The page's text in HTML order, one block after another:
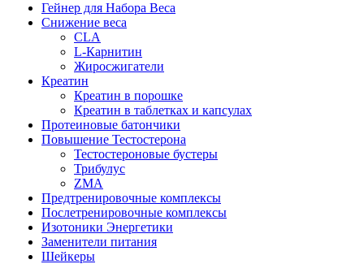
Гейнер для Набора Веса
Снижение веса
CLA
L-Карнитин
Жиросжигатели
Креатин
Креатин в порошке
Креатин в таблетках и капсулах
Протеиновые батончики
Повышение Тестостерона
Тестостероновые бустеры
Трибулус
ZMA
Предтренировочные комплексы
Послетренировочные комплексы
Изотоники Энергетики
Заменители питания
Шейкеры